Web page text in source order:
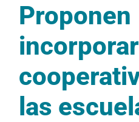
Proponen
incorporar
las